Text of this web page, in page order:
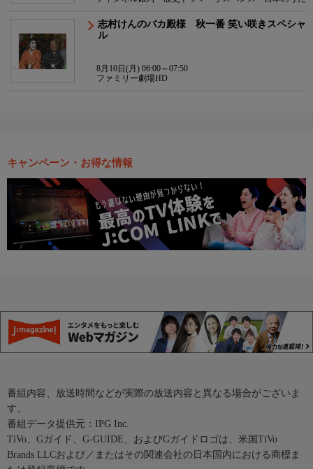
志村けんのバカ殿様 秋一番 笑い咲きスペシャ
ル
8月10日(月) 06:00～07:50
ファミリー劇場HD
キャンペーン・お得な情報
番組内容、放送時間などが実際の放送内容と異なる場合がございま
す。
番組データ提供元：IPG Inc.
TiVo、Gガイド、G-GUIDE、およびGガイドロゴは、米国TiVo
Brands LLCおよび／またはその関連会社の日本国内における商標ま